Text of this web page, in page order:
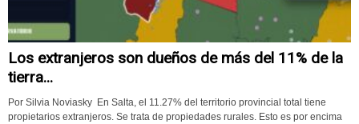
Los extranjeros son dueños de más del 11% de la
tierra...
Por Silvia Noviasky En Salta, el 11.27% del territorio provincial total tiene
propietarios extranjeros. Se trata de propiedades rurales. Esto es por encima